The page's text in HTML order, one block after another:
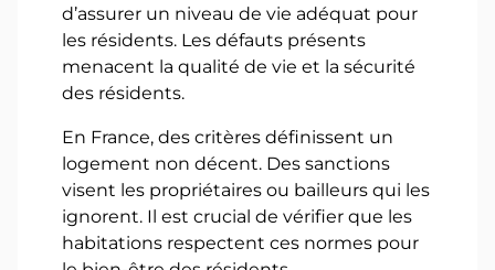
d’assurer un niveau de vie adéquat pour
les résidents. Les défauts présents
menacent la qualité de vie et la sécurité
des résidents.
En France, des critères définissent un
logement non décent. Des sanctions
visent les propriétaires ou bailleurs qui les
ignorent. Il est crucial de vérifier que les
habitations respectent ces normes pour